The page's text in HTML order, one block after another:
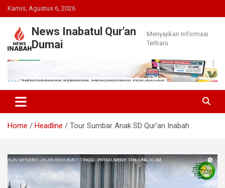
Skip
to
content
Kamis, Agustus 6, 2026
News Inabatul Qur'an
Dumai
Menyajikan Informasi
Terbaru
Home Headline Tour Sumbar Anak SD Qur’an Inabah